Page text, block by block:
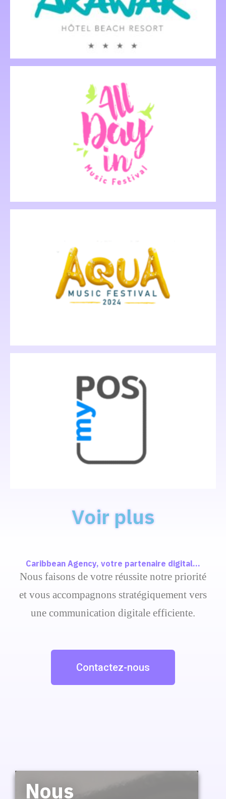
Voir plus
Caribbean Agency, votre partenaire digital...
Nous faisons de votre réussite notre priorité
et vous accompagnons stratégiquement vers
une communication digitale efficiente.
Contactez-nous
Nous